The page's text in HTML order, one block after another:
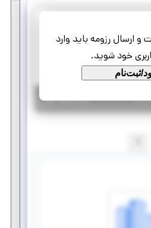
و ارسال رزومه باید وارد
خود شوید.
ثبت‌نام
پروژه
شده جزئیات بیشتر